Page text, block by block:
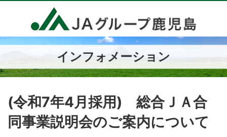
インフォメーション
(令和7年4月採用) 総合ＪＡ合
同事業説明会のご案内について